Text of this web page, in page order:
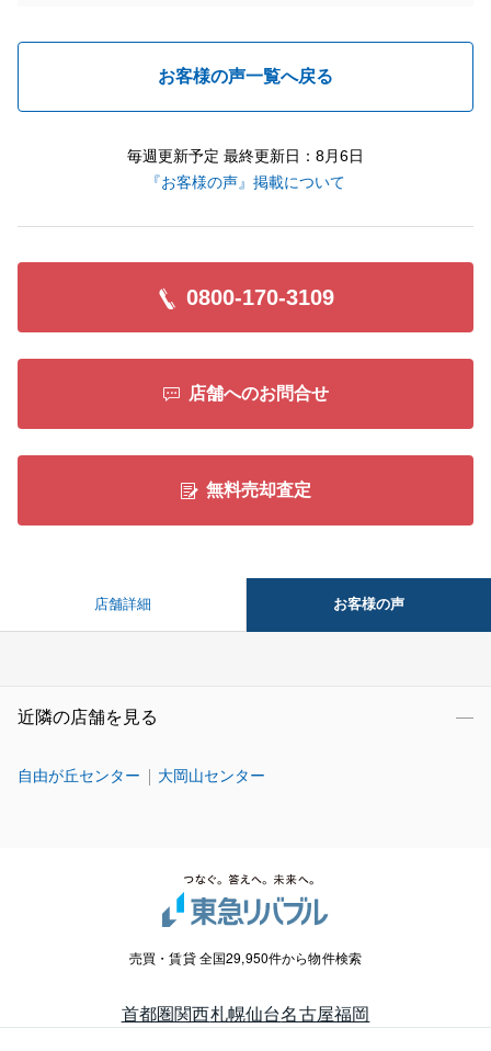
お客様の声一覧へ戻る
毎週更新予定 最終更新日：8月6日
『お客様の声』掲載について
0800-170-3109
店舗へのお問合せ
無料売却査定
店舗詳細 お客様の声
近隣の店舗を見る
自由が丘センター 大岡山センター
売買・賃貸 全国29,950件から物件検索
首都圏関西札幌仙台名古屋福岡